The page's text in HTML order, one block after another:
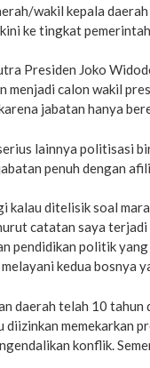
wakil kepala
ke tingkat
Presiden Joko
menjadi calon wakil
jabatan hanya
lainnya politisasi
penuh dengan
kalau ditelisik soal
catatan saya
pendidikan politik
kedua bosnya
daerah telah 10
diizinkan memekarkan
konflik.